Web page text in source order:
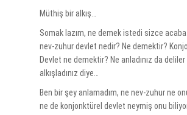
Müthiş bir alkış…
Somak lazım, ne demek istedi sizce
nev-zuhur devlet nedir? Ne demektir?
Devlet ne demektir? Ne anladınız da deliler
alkışladınız diye…
Ben bir şey anlamadım, ne nev-zuhur ne
ne de konjonktürel devlet neymiş onu